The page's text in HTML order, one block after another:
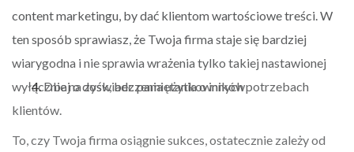
content marketingu, by dać klientom wartościowe treści. W
ten sposób sprawiasz, że Twoja firma staje się bardziej
wiarygodna i nie sprawia wrażenia tylko takiej nastawionej
wyłącznie na zysk, bez pamiętania o innych potrzebach
klientów.
Dbaj o doświadczenia użytkowników
To, czy Twoja firma osiągnie sukces, ostatecznie zależy od